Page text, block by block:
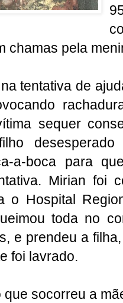
chamas pela
tentativa de
sequer
a-boca para
Mirian foi
o Hospital
toda no
e prendeu a
foi lavrado.
que socorreu a